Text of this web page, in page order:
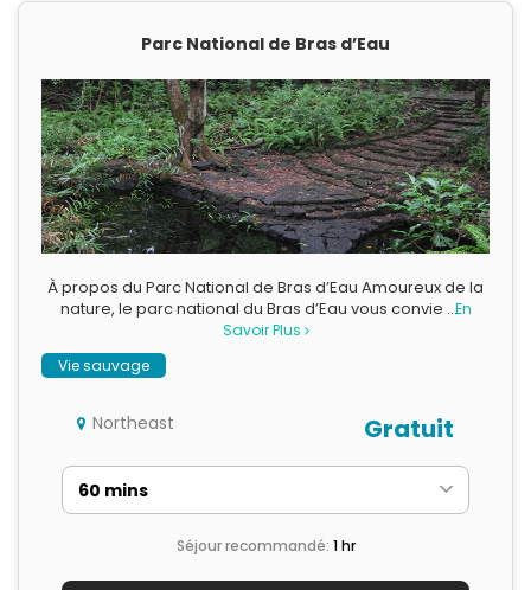
Parc National de Bras d’Eau
À propos du Parc National de Bras d’Eau Amoureux de la
nature, le parc national du Bras d’Eau vous convie …En
Savoir Plus
Vie sauvage
Northeast Gratuit
Séjour recommandé: 1 hr